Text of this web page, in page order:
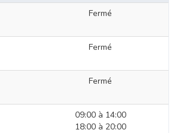
Fermé
Fermé
Fermé
09:00 à 14:00
18:00 à 20:00